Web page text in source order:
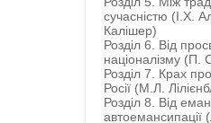
сучасністю (І.Х.
Калішер)
Розділ 6. Від
націоналізму (П.
Розділ 7. Крах
Росії (М.Л.
Розділ 8. Від
автоемансипації